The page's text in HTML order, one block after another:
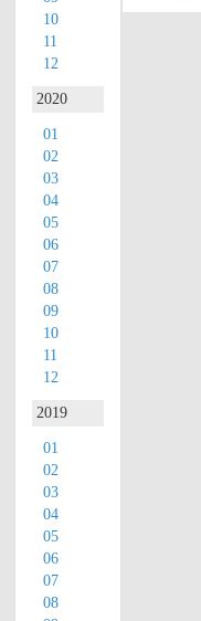
10
11
12
2020
01
02
03
04
05
06
07
08
09
10
11
12
2019
01
02
03
04
05
06
07
08